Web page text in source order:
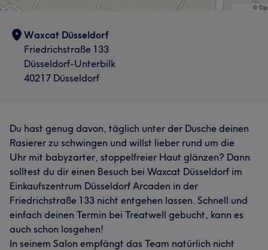
Waxcat Düsseldorf
Friedrichstraße 133
Düsseldorf-Unterbilk
40217 Düsseldorf
Du hast genug davon, täglich unter der Dusche deinen
Rasierer zu schwingen und willst lieber rund um die
Uhr mit babyzarter, stoppelfreier Haut glänzen? Dann
solltest du dir einen Besuch bei Waxcat Düsseldorf im
Einkaufszentrum Düsseldorf Arcaden in der
Friedrichstraße 133 nicht entgehen lassen. Schnell und
einfach deinen Termin bei Treatwell gebucht, kann es
auch schon losgehen!
In seinem Salon empfängt das Team natürlich nicht